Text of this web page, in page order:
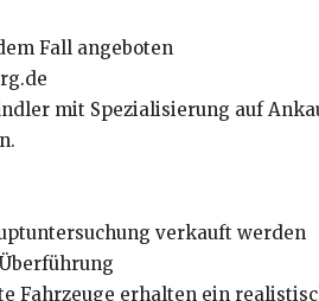
Fall angeboten
mit Spezialisierung auf
verkauft werden
Fahrzeuge erhalten ein